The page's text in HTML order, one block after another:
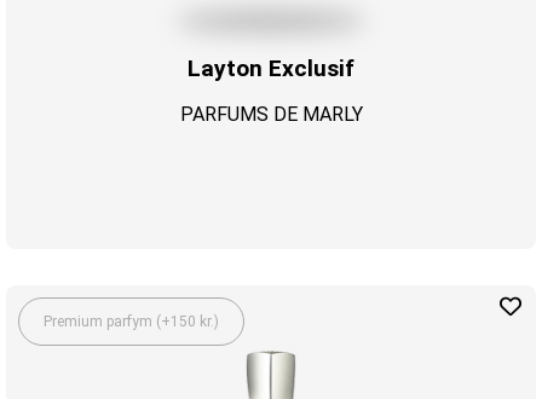
Layton Exclusif
PARFUMS DE MARLY
Premium parfym (+150 kr.)